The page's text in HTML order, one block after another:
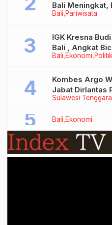
Bali Pariwisata
Bali Meningkat,
Tidak Benar
Bali Ekonomi Politik
IGK Kresna
Bali , Angkat
Bersubsidi Jenis
Sulawesi Tenggara
Kombes Argo
Jabat Dirlantas
Bali Ekonomi